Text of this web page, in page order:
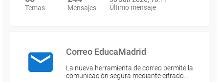
Temas Mensajes
Último mensaje
Correo EducaMadrid
La nueva herramienta de correo permite la
comunicación segura mediante cifrado…